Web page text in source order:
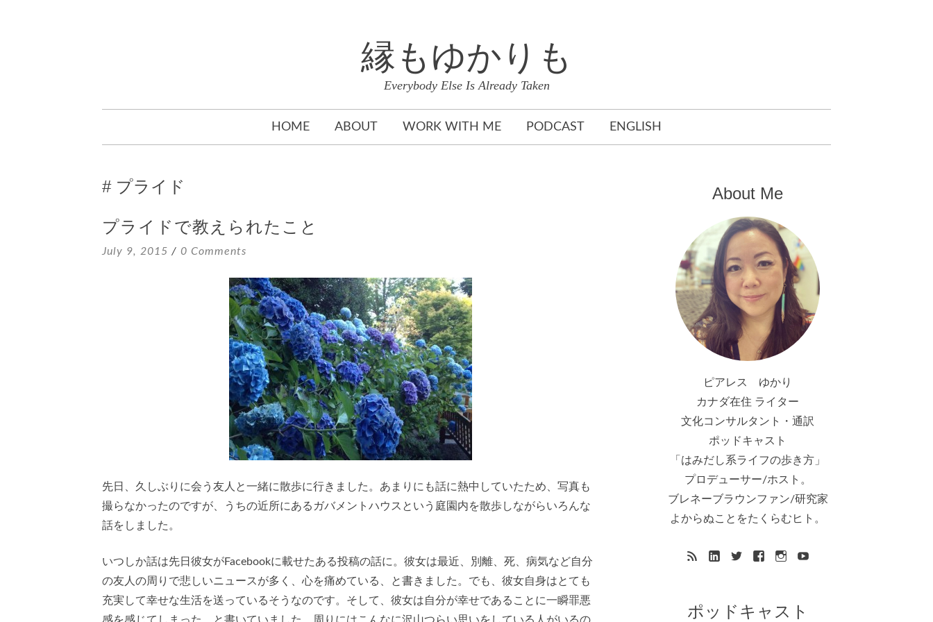
縁もゆかりも
Everybody Else Is Already Taken
TO
HOME ABOUT WORK WITH ME PODCAST ENGLISH
プライド
プライドで教えられたこと
July 9, 2015 0 Comments
先日、久しぶりに会う友人と一緒に散歩に行きました。あまりにも話に熱中していたため、写真も
撮らなかったのですが、うちの近所にあるガバメントハウスという庭園内を散歩しながらいろんな
話をしました。
いつしか話は先日彼女がFacebookに載せたある投稿の話に。彼女は最近、別離、死、病気など自分
の友人の周りで悲しいニュースが多く、心を痛めている、と書きました。でも、彼女自身はとても
充実して幸せな生活を送っているそうなのです。そして、彼女は自分が幸せであることに一瞬罪悪
About Me
ピアレス ゆかり
カナダ在住 ライター
文化コンサルタント・通訳
ポッドキャスト
「はみだし系ライフの歩き方」
プロデューサー/ホスト。
ブレネーブラウンファン/研究家
よからぬことをたくらむヒト。
ポッドキャスト